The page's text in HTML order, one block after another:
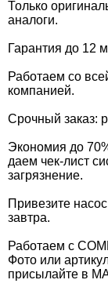
Только
аналоги.
Гарантия до 12
Работаем со
компанией.
Срочный заказ:
Экономия до
даем чек-лист
загрязнение.
Привезите
завтра.
Работаем с
Фото или
присылайте в